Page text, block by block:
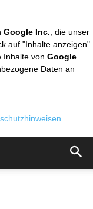
Google Inc. , die unser
auf "Inhalte anzeigen"
Inhalte von Google
Daten an